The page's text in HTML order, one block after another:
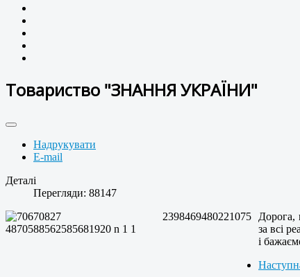
Товариство "ЗНАННЯ УКРАЇНИ"
Надрукувати
E-mail
Деталі
Перегляди: 88147
Дорога,
за всі
і